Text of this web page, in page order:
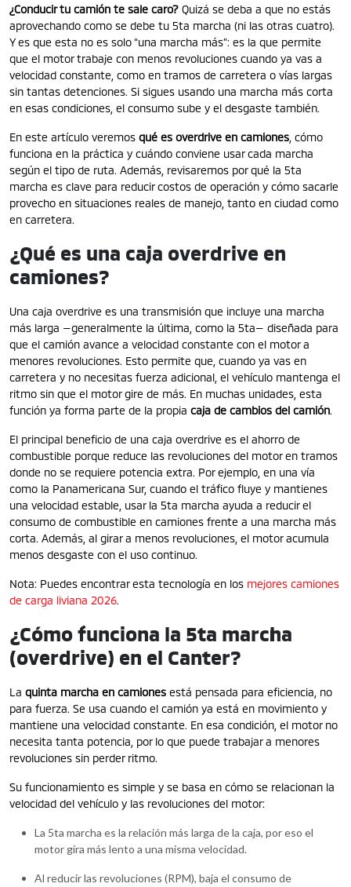
¿Conducir tu camión te sale caro? Quizá se deba a que no estás
aprovechando como se debe tu 5ta marcha (ni las otras cuatro).
Y es que esta no es solo “una marcha más”: es la que permite
que el motor trabaje con menos revoluciones cuando ya vas a
velocidad constante, como en tramos de carretera o vías largas
sin tantas detenciones. Si sigues usando una marcha más corta
en esas condiciones, el consumo sube y el desgaste también.
En este artículo veremos qué es overdrive en camiones , cómo
funciona en la práctica y cuándo conviene usar cada marcha
según el tipo de ruta. Además, revisaremos por qué la 5ta
marcha es clave para reducir costos de operación y cómo sacarle
provecho en situaciones reales de manejo, tanto en ciudad como
en carretera.
¿Qué es una caja overdrive en
camiones?
Una caja overdrive es una transmisión que incluye una marcha
más larga —generalmente la última, como la 5ta— diseñada para
que el camión avance a velocidad constante con el motor a
menores revoluciones. Esto permite que, cuando ya vas en
carretera y no necesitas fuerza adicional, el vehículo mantenga el
ritmo sin que el motor gire de más. En muchas unidades, esta
función ya forma parte de la propia caja de cambios del camión.
El principal beneficio de una caja overdrive es el ahorro de
combustible porque reduce las revoluciones del motor en tramos
donde no se requiere potencia extra. Por ejemplo, en una vía
como la Panamericana Sur, cuando el tráfico fluye y mantienes
una velocidad estable, usar la 5ta marcha ayuda a reducir el
consumo de combustible en camiones frente a una marcha más
corta. Además, al girar a menos revoluciones, el motor acumula
menos desgaste con el uso continuo.
Nota: Puedes encontrar esta tecnología en los mejores camiones
de carga liviana 2026.
¿Cómo funciona la 5ta marcha
(overdrive) en el Canter?
La quinta marcha en camiones está pensada para eficiencia, no
para fuerza. Se usa cuando el camión ya está en movimiento y
mantiene una velocidad constante. En esa condición, el motor no
necesita tanta potencia, por lo que puede trabajar a menores
revoluciones sin perder ritmo.
Su funcionamiento es simple y se basa en cómo se relacionan la
velocidad del vehículo y las revoluciones del motor:
La 5ta marcha es la relación más larga de la caja, por eso el
motor gira más lento a una misma velocidad.
Al reducir las revoluciones (RPM), baja el consumo de